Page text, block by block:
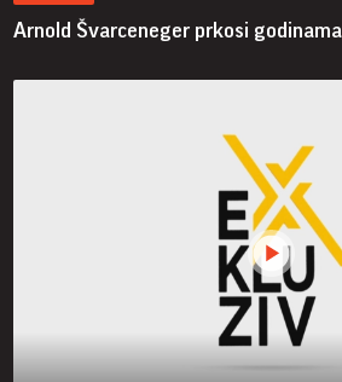
Arnold Švarceneger prkosi